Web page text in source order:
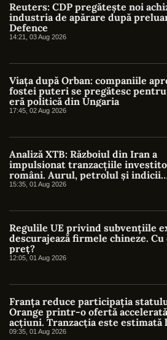
Reuters: CDP pregătește noi
industria de apărare după
Defence
14:21, 03 Aug 2026
Viața după Orban: companiile
fostei puteri se pregătesc pentru
eră politică din Ungaria
17:45, 02 Aug 2026
Analiză XTB: Războiul din Iran a
impulsionat tranzacțiile
români. Aurul, petrolul și indicii
americani au atras cel mai mare
15:35, 01 Aug 2026
Regulile UE privind subvențiile
descurajează firmele chineze. Cu
preț?
12:05, 01 Aug 2026
Franța reduce participația
Orange printr-o ofertă
acțiuni. Tranzacția este estimată
miliarde de euro
09:35, 01 Aug 2026